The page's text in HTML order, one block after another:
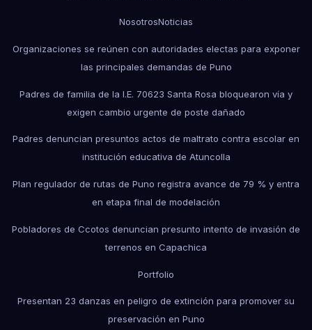
NosotrosNoticias
Organizaciones se reúnen con autoridades electas para exponer
las principales demandas de Puno
Padres de familia de la I.E. 70623 Santa Rosa bloquearon vía y
exigen cambio urgente de poste dañado
Padres denuncian presuntos actos de maltrato contra escolar en
institución educativa de Atuncolla
Plan regulador de rutas de Puno registra avance de 79 % y entra
en etapa final de modelación
Pobladores de Ccotos denuncian presunto intento de invasión de
terrenos en Capachica
Portfolio
Presentan 23 danzas en peligro de extinción para promover su
preservación en Puno